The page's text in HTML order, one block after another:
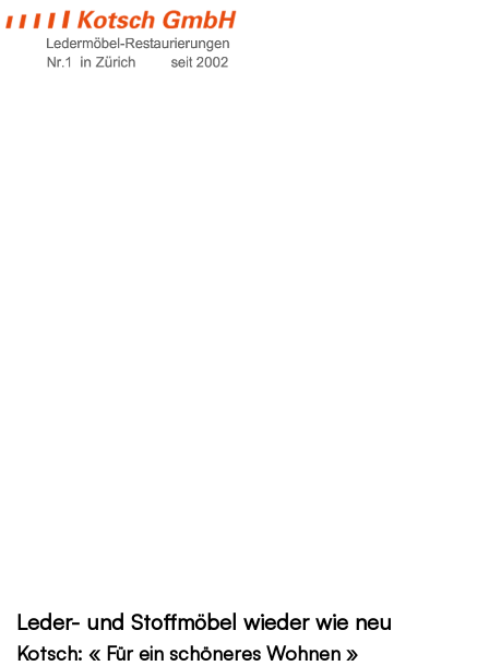
Leder- und Stoffmöbel wieder wie neu
Kotsch: « Für ein schöneres Wohnen »